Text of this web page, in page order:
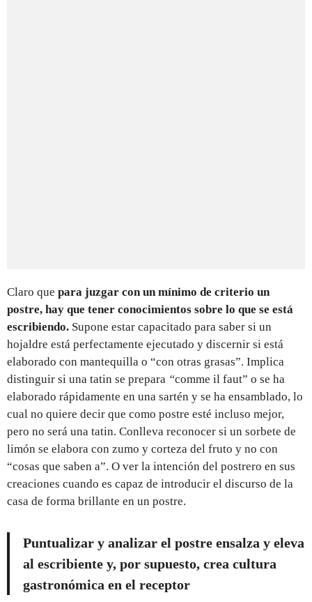
Claro que para juzgar con un mínimo de criterio un
postre, hay que tener conocimientos sobre lo que se está
escribiendo. Supone estar capacitado para saber si un
hojaldre está perfectamente ejecutado y discernir si está
elaborado con mantequilla o “con otras grasas”. Implica
distinguir si una tatin se prepara “comme il faut” o se ha
elaborado rápidamente en una sartén y se ha ensamblado, lo
cual no quiere decir que como postre esté incluso mejor,
pero no será una tatin. Conlleva reconocer si un sorbete de
limón se elabora con zumo y corteza del fruto y no con
“cosas que saben a”. O ver la intención del postrero en sus
creaciones cuando es capaz de introducir el discurso de la
casa de forma brillante en un postre.
Puntualizar y analizar el postre ensalza y eleva
al escribiente y, por supuesto, crea cultura
gastronómica en el receptor